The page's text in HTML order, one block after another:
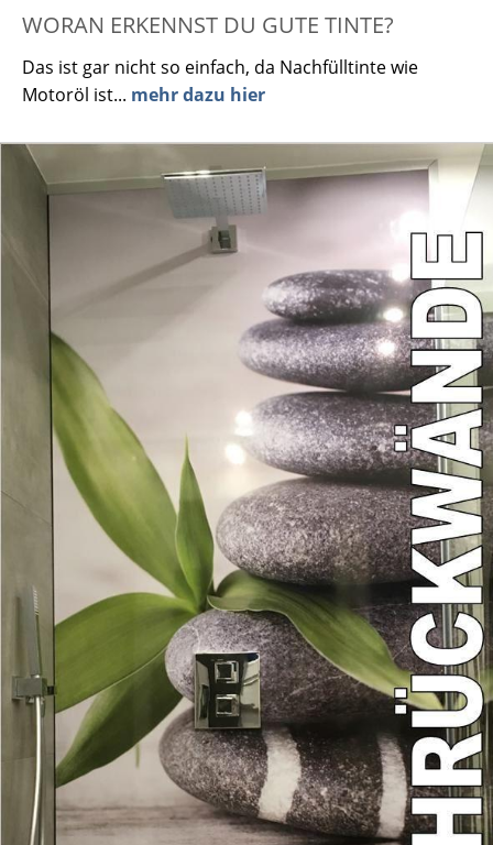
WORAN ERKENNST DU GUTE TINTE?
Das ist gar nicht so einfach, da Nachfülltinte wie
Motoröl ist... mehr dazu hier